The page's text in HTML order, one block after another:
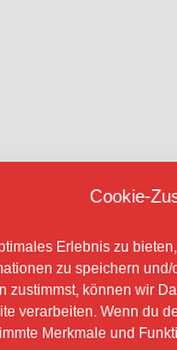
Cookie-
Erlebnis zu
zu speichern
zustimmst, können wir
verarbeiten. Wenn du
Merkmale und
(EU)
-